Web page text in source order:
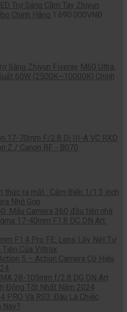
Trợ Sáng Cầm Tay Zhiyun
Chính Hãng 1.690.000VNĐ
Sáng Zhiyun Fiveray M60 Ultra,
60W (2500K~10000K) Chính
17-70mm F/2.8 Di III-A VC RXD
Z / Canon RF - B070
thức ra mắt : Cảm Biến 1/1.3 inch
Nhỏ Gọn
Mẫu Camera 360 đầu tiên nhà
17-40mm F1.8 DC DN Art:
F1.4 Pro FE: Lens Lấy Nét Tự
Của Viltrox
5 – Action Camera Có Hiệu
28-105mm f/2.8 DG DN Art
Động Tốt Nhất Năm 2024
PRO Và RS3: Đâu Là Chiếc
Nay?